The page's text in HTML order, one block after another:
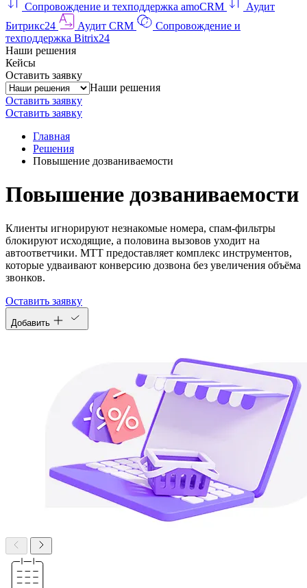
Сопровождение и техподдержка amoCRM
Аудит
Битрикс24
Аудит CRM
Сопровождение и
техподдержка Bitrix24
Наши решения
Кейсы
Оставить заявку
Наши решения
Оставить заявку
Оставить заявку
Главная
Решения
Повышение дозваниваемости
Повышение дозваниваемости
Клиенты игнорируют незнакомые номера, спам-фильтры
блокируют исходящие, а половина вызовов уходит на
автоответчики. МТТ предоставляет комплекс инструментов,
которые удваивают конверсию дозвона без увеличения объёма
звонков.
Оставить заявку
Добавить